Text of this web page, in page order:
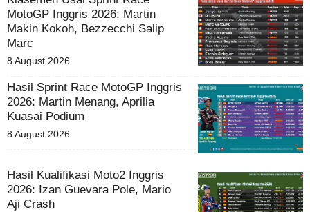
MotoGP Inggris 2026: Martin
Makin Kokoh, Bezzecchi Salip
Marc
8 August 2026
Hasil Sprint Race MotoGP Inggris
2026: Martin Menang, Aprilia
Kuasai Podium
8 August 2026
Hasil Kualifikasi Moto2 Inggris
2026: Izan Guevara Pole, Mario
Aji Crash